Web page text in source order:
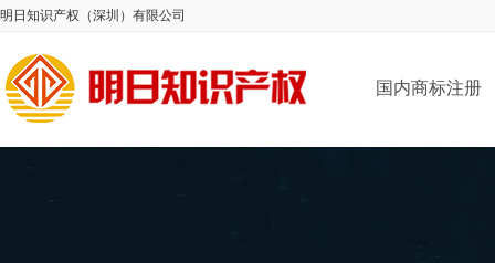
明日知识产权（深圳）有限公司
国内商标注册